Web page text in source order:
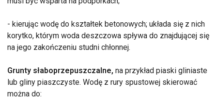
- kierując wodę do kształtek betonowych; układa się z nich
korytko, którym woda deszczowa spływa do znajdującej się
na jego zakończeniu studni chłonnej.
Grunty słaboprzepuszczalne, na przykład piaski gliniaste
lub gliny piaszczyste. Wodę z rury spustowej skierować
można do: